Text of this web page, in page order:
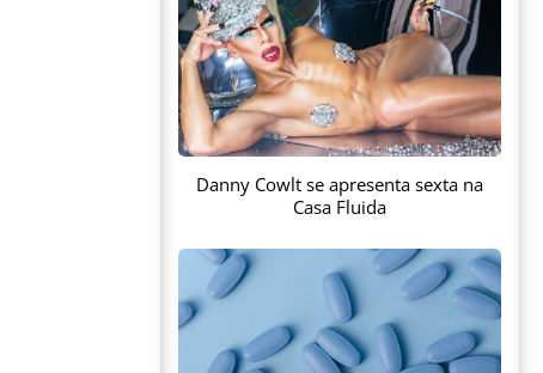
Danny Cowlt se apresenta sexta na
Casa Fluida